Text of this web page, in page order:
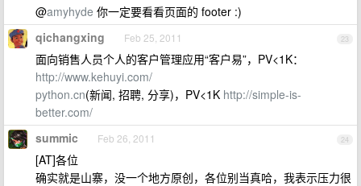
@amyhyde 你一定要看看页面的 footer :)
23
qichangxing Feb 25, 2011
面向销售人员个人的客户管理应用“客户易”，PV<1K：
http://www.kehuyi.com/
python.cn(新闻, 招聘, 分享)，PV<1K http://simple-is-
better.com/
24
summic Feb 26, 2011
[AT]各位
确实就是山寨，没一个地方原创，各位别当真哈，我表示压力很